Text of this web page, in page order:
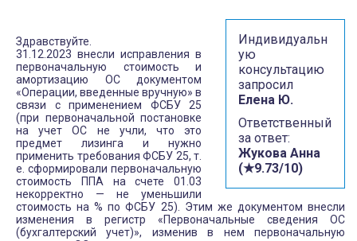
Индивидуальн
ую
консультацию
запросил
Елена Ю.
Ответственный
за ответ:
Жукова Анна
(★9.73/10)
Здравствуйте.
31.12.2023 внесли исправления в
первоначальную стоимость и
амортизацию ОС документом
«Операции, введенные вручную» в
связи с применением ФСБУ 25
(при первоначальной постановке
на учет ОС не учли, что это
предмет лизинга и нужно
применить требования ФСБУ 25, т.
е. сформировали первоначальную
стоимость ППА на счете 01.03
некорректно — не уменьшили
стоимость на % по ФСБУ 25). Этим же документом внесли
изменения в регистр «Первоначальные сведения ОС
(бухгалтерский учет)», изменив в нем первоначальную